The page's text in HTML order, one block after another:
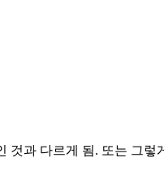
것과 다르게 됨. 또는 그렇